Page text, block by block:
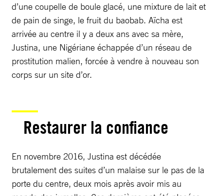
d’une coupelle de boule glacé, une mixture de lait et
de pain de singe, le fruit du baobab. Aïcha est
arrivée au centre il y a deux ans avec sa mère,
Justina, une Nigériane échappée d’un réseau de
prostitution malien, forcée à vendre à nouveau son
corps sur un site d’or.
Restaurer la confiance
En novembre 2016, Justina est décédée
brutalement des suites d’un malaise sur le pas de la
porte du centre, deux mois après avoir mis au